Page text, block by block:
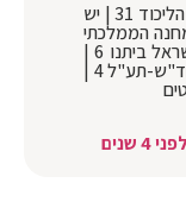
בחירות 2022: סקר ערוץ הכנסת, הליכוד 31 | יש
הדתית 14 | המחנה הממלכתי
12 | ש"ס 8 | יהדות התורה 7 | ישראל ביתנו 6 |
לפני 4 שנים